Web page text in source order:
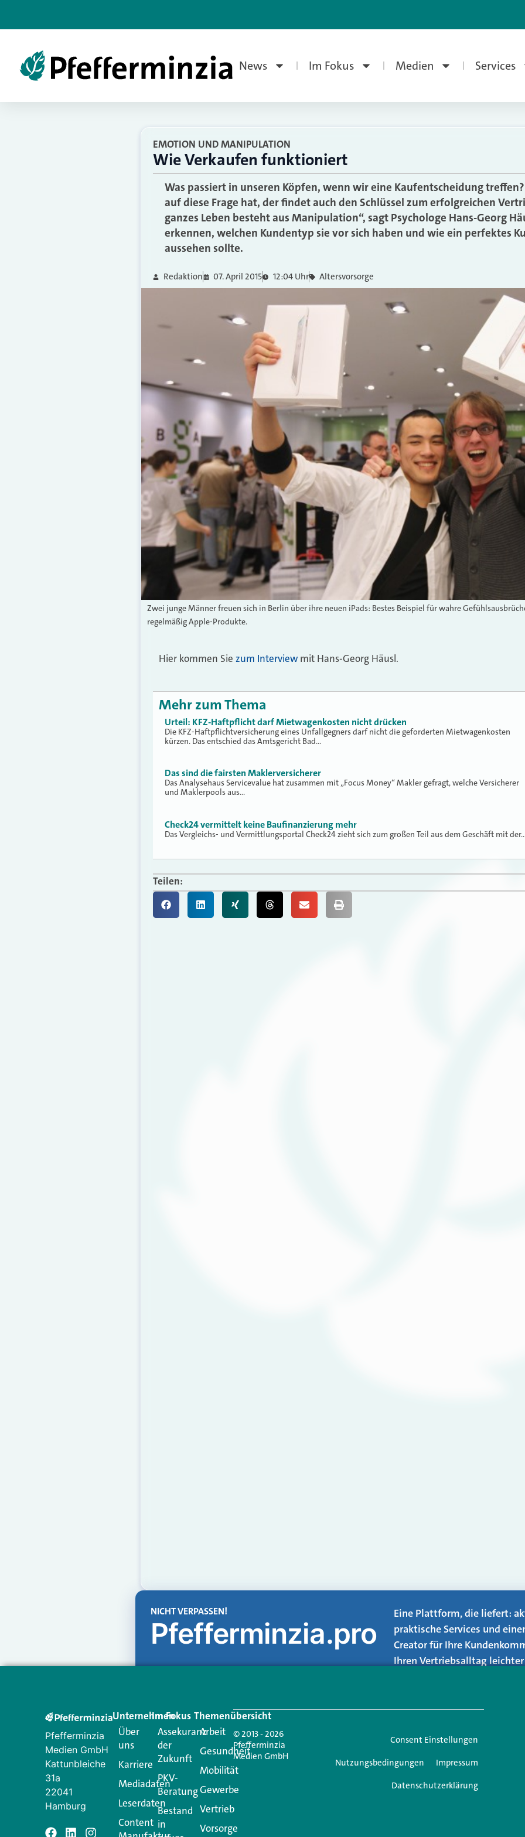
News Im Fokus Medien Services
EMOTION UND MANIPULATION
Wie Verkaufen funktioniert
Was passiert in unseren Köpfen, wenn wir eine Kaufentscheidung
auf diese Frage hat, der findet auch den Schlüssel zum erfolgreichen
ganzes Leben besteht aus Manipulation“, sagt Psychologe Hans-Georg
erkennen, welchen Kundentyp sie vor sich haben und wie ein perfektes
aussehen sollte.
Redaktion 07. April 2015 12:04 Uhr Altersvorsorge
Zwei junge Männer freuen sich in Berlin über ihre neuen iPads: Bestes Beispiel für wahre
regelmäßig Apple-Produkte.
Hier kommen Sie zum Interview mit Hans-Georg Häusl.
Mehr zum Thema
Urteil: KFZ-Haftpflicht darf Mietwagenkosten nicht drücken
Die KFZ-Haftpflichtversicherung eines Unfallgegners darf nicht die geforderten Mietwagenkosten
kürzen. Das entschied das Amtsgericht Bad…
Das sind die fairsten Maklerversicherer
Das Analysehaus Servicevalue hat zusammen mit „Focus Money“ Makler gefragt, welche Versicherer
und Maklerpools aus…
Check24 vermittelt keine Baufinanzierung mehr
Das Vergleichs- und Vermittlungsportal Check24 zieht sich zum großen Teil aus dem Geschäft mit
Teilen:
NICHT VERPASSEN!
Pfefferminzia.pro
Eine Plattform, die liefert:
praktische Services und
Creator für Ihre
Ihren Vertriebsalltag
Pfefferminzia
Medien GmbH
Kattunbleiche
31a
22041
Hamburg
Unternehmen
Über
uns
Karriere
Mediadaten
Leserdaten
Content
Im Fokus
Assekuranz
der
Zukunft
PKV-
Beratung
Bestand
in
Themenübersicht
Arbeit
Gesundheit
Mobilität
Gewerbe
Vertrieb
Vorsorge
© 2013 - 2026
Pfefferminzia
Medien GmbH
Consent Einstellungen
Nutzungsbedingungen
Impressum
Datenschutzerklärung